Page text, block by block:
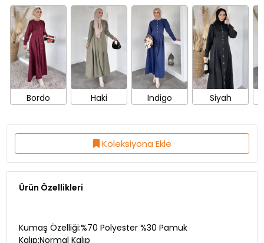
Bordo Haki İndigo Siyah
Koleksiyona Ekle
Ürün Özellikleri
Kumaş Özelliği:%70 Polyester %30 Pamuk
Kalıp:Normal Kalıp